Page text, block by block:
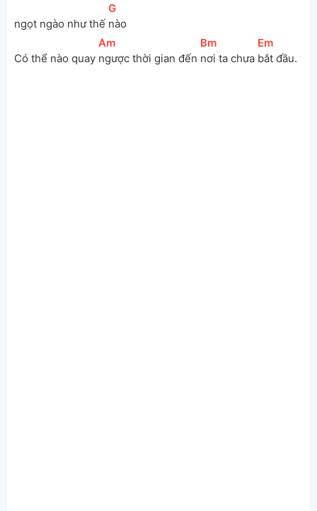
ngọt ngào như thế
[
G
nào
Có thể nào quay
[
Am
ngược thời gian đến
[Bm
nơi ta chưa
[Em
bắt đầu.